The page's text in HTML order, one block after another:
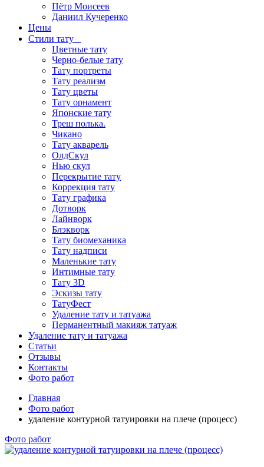
Пётр Моисеев
Даниил Кучеренко
Цены
Стили тату
Цветные тату
Черно-белые тату
Тату портреты
Тату реализм
Тату цветы
Тату орнамент
Японские тату
Треш полька.
Чикано
Тату акварель
ОлдСкул
Нью скул
Перекрытие тату
Коррекция тату
Тату графика
Дотворк
Лайнворк
Блэкворк
Тату биомеханика
Тату надписи
Маленькие тату
Интимные тату
Тату 3D
Эскизы тату
ТатуФест
Удаление тату и татуажа
Перманентный макияж татуаж
Удаление тату и татуажа
Статьи
Отзывы
Контакты
Фото работ
Главная
Фото работ
удаление контурной татуировки на плече (процесс)
Фото работ